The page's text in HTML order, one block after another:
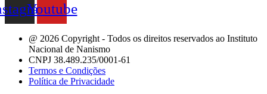
Youtube
@ 2026 Copyright - Todos os direitos reservados ao Instituto
Nacional de Nanismo
CNPJ 38.489.235/0001-61
Termos e Condições
Política de Privacidade